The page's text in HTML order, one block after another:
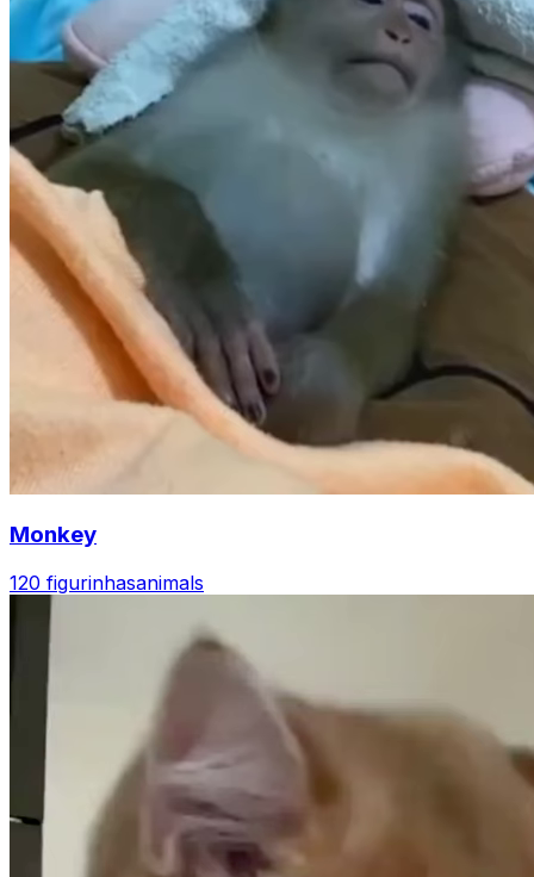
Monkey
120 figurinhasanimals